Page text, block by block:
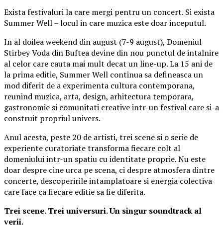
Exista festivaluri la care mergi pentru un concert. Si exista
Summer Well – locul in care muzica este doar inceputul.
In al doilea weekend din august (7-9 august), Domeniul
Stirbey Voda din Buftea devine din nou punctul de intalnire
al celor care cauta mai mult decat un line-up. La 15 ani de
la prima editie, Summer Well continua sa defineasca un
mod diferit de a experimenta cultura contemporana,
reunind muzica, arta, design, arhitectura temporara,
gastronomie si comunitati creative intr-un festival care si-a
construit propriul univers.
Anul acesta, peste 20 de artisti, trei scene si o serie de
experiente curatoriate transforma fiecare colt al
domeniului intr-un spatiu cu identitate proprie. Nu este
doar despre cine urca pe scena, ci despre atmosfera dintre
concerte, descoperirile intamplatoare si energia colectiva
care face ca fiecare editie sa fie diferita.
Trei scene. Trei universuri. Un singur soundtrack al
verii.